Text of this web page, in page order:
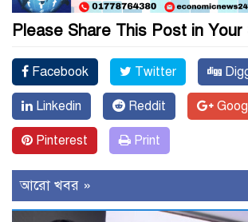
Please Share This Post in Your
Facebook Twitter
Linkedin Reddit
Pinterest Print
আরো খবর »